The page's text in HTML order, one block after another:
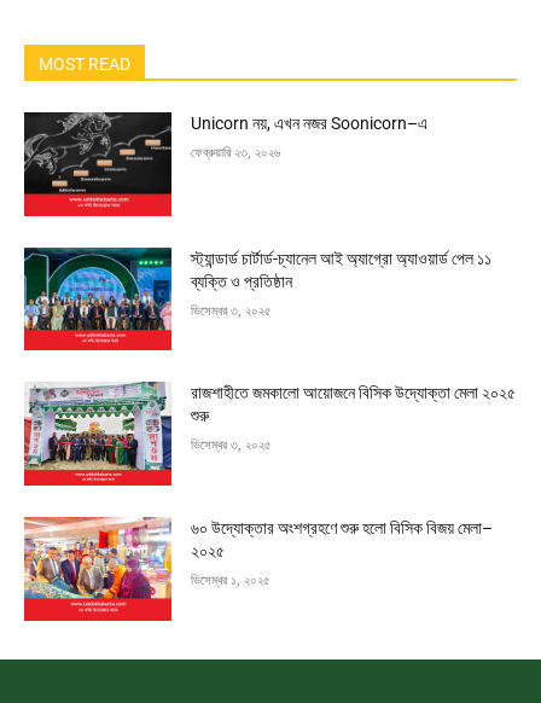
MOST READ
Unicorn নয়, এখন নজর Soonicorn–এ
ফেব্রুয়ারি ২৩, ২০২৬
স্ট্যান্ডার্ড চার্টার্ড-চ্যানেল আই অ্যাগ্রো অ্যাওয়ার্ড পেল ১১
ব্যক্তি ও প্রতিষ্ঠান
ডিসেম্বর ৩, ২০২৫
রাজশাহীতে জমকালো আয়োজনে বিসিক উদ্যোক্তা মেলা ২০২৫
শুরু
ডিসেম্বর ৩, ২০২৫
৬০ উদ্যোক্তার অংশগ্রহণে শুরু হলো বিসিক বিজয় মেলা–
২০২৫
ডিসেম্বর ১, ২০২৫